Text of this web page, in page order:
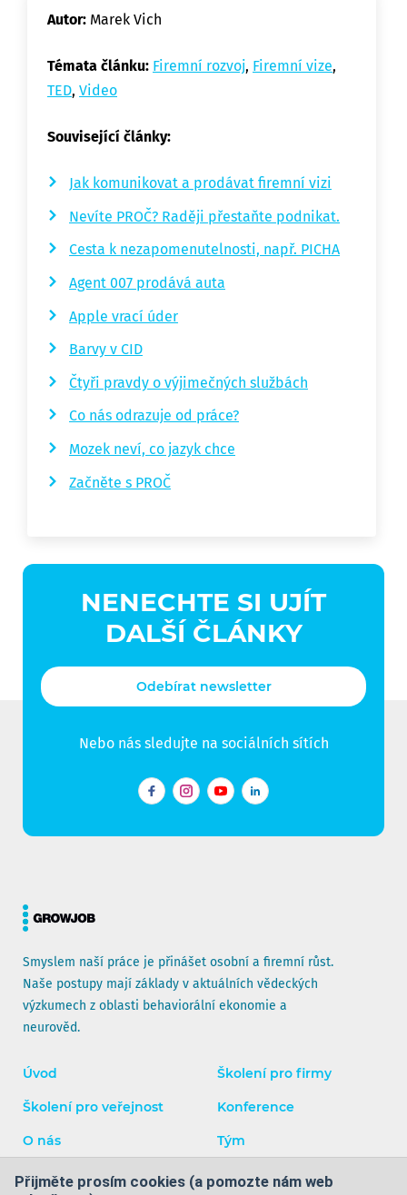
Autor: Marek Vich
Témata článku: Firemní rozvoj, Firemní vize,
TED, Video
Související články:
Jak komunikovat a prodávat firemní vizi
Nevíte PROČ? Raději přestaňte podnikat.
Cesta k nezapomenutelnosti, např. PICHA
Agent 007 prodává auta
Apple vrací úder
Barvy v CID
Čtyři pravdy o výjimečných službách
Co nás odrazuje od práce?
Mozek neví, co jazyk chce
Začněte s PROČ
NENECHTE SI UJÍT
DALŠÍ ČLÁNKY
Odebírat newsletter
Nebo nás sledujte na sociálních sítích
FacebookInstagramYouTubeLinkedIn
Smyslem naší práce je přinášet osobní a firemní růst.
Naše postupy mají základy v aktuálních vědeckých
výzkumech z oblasti behaviorální ekonomie a
neurověd.
Úvod Školení pro firmy
Školení pro veřejnost Konference
O nás Tým
Blog Kontakty
Přijměte prosím cookies (a pomozte nám web